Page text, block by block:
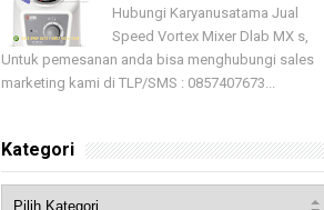
Hubungi Karyanusatama Jual
Speed Vortex Mixer Dlab MX s,
Untuk pemesanan anda bisa menghubungi sales
marketing kami di TLP/SMS : 0857407673...
Kategori